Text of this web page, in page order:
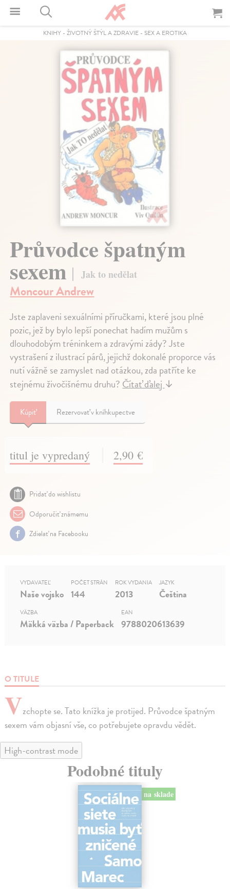
KNIHY - ŽIVOTNÝ ŠTÝL A ZDRAVIE - SEX A EROTIKA
Průvodce špatným
sexem Jak to nedělat
Moncour Andrew
Jste zaplaveni sexuálními příručkami, které jsou plné
pozic, jež by bylo lepší ponechat hadím mužům s
dlouhodobým tréninkem a zdravými zády? Jste
vystrašení z ilustrací párů, jejichž dokonalé proporce vás
nutí vážně se zamyslet nad otázkou, zda patříte ke
stejnému živočišnému druhu?Čítať ďalej↓
Kúpiť Rezervovať v kníhkupectve
titul je vypredaný 2,90 €
Pridať do wishlistu
Odporučiť známemu
Zdielať na Facebooku
O TITULE
Vzchopte se. Tato knížka je protijed. Průvodce špatným
sexem vám objasní vše, co potřebujete opravdu vědět.
VYDAVATEĽ
Naše vojsko
POČET STRÁN
144
ROK VYDANIA
2013
JAZYK
Čeština
VÄZBA
Mäkká väzba / Paperback
EAN
9788020613639
High-contrast mode
Podobné tituly
na sklade